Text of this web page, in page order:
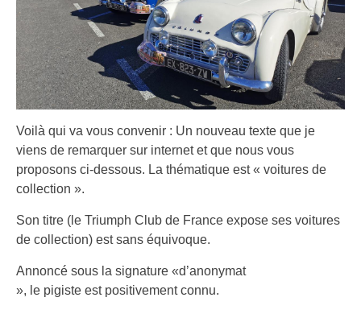
Voilà qui va vous convenir : Un nouveau texte que je
viens de remarquer sur internet et que nous vous
proposons ci-dessous. La thématique est « voitures de
collection ».
Son titre (le Triumph Club de France expose ses voitures
de collection) est sans équivoque.
Annoncé sous la signature «d’anonymat
», le pigiste est positivement connu.